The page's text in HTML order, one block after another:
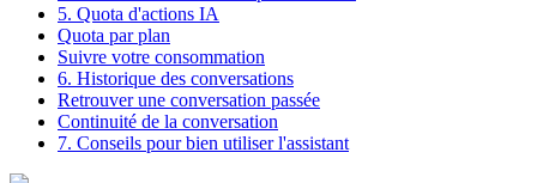
5. Quota d'actions IA
Quota par plan
Suivre votre consommation
6. Historique des conversations
Retrouver une conversation passée
Continuité de la conversation
7. Conseils pour bien utiliser l'assistant